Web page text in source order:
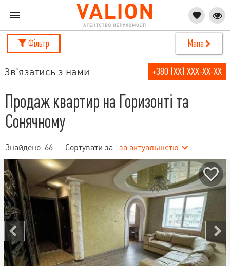
Фільтр Мапа
Зв'язатись з нами +380 (XX) XXX-XX-XX
Продаж квартир на Горизонті та
Сонячному
Знайдено: 66 Сортувати за: за актуальністю